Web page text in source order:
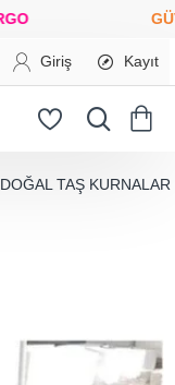
Giriş Kayıt
DOĞAL TAŞ KURNALAR